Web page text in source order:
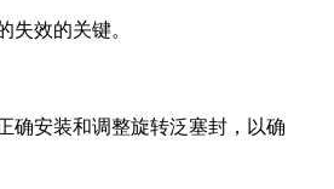
效的关键。
确安装和调整旋转泛塞封，以确